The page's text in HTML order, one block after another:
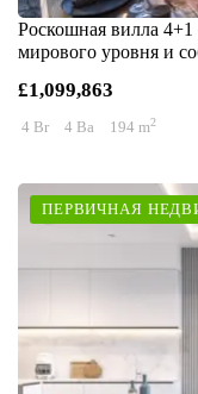
Роскошная вилла
мирового уровня и
£1,099,863
4 Br 4 Ba 194 m2
ПЕРВИЧНАЯ